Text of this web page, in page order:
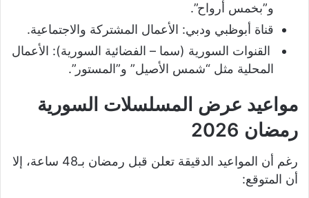
و”بخمس أرواح”.
قناة أبوظبي ودبي: الأعمال المشتركة والاجتماعية.
القنوات السورية (سما – الفضائية السورية): الأعمال
المحلية مثل “شمس الأصيل” و”المستور”.
مواعيد عرض المسلسلات السورية
رمضان 2026
رغم أن المواعيد الدقيقة تعلن قبل رمضان بـ48 ساعة، إلا
أن المتوقع: